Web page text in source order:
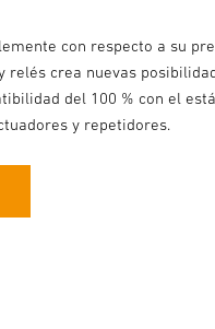
con respecto a su
crea nuevas
del 100 % con el
y repetidores.